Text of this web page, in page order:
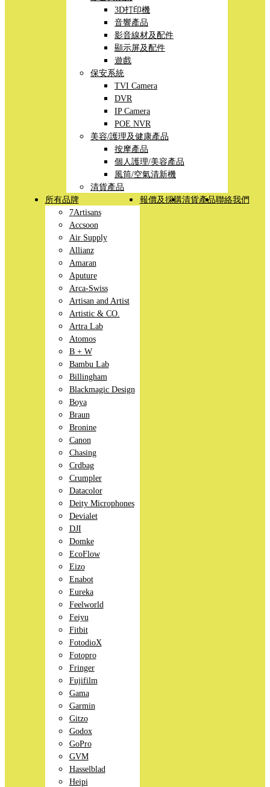
3D打印機
音響產品
影音線材及配件
顯示屏及配件
遊戲
保安系統
TVI Camera
DVR
IP Camera
POE NVR
美容/護理及健康產品
按摩產品
個人護理/美容產品
風筒/空氣清新機
清貨產品
所有品牌
7Artisans
Accsoon
Air Supply
Allianz
Amaran
Aputure
Arca-Swiss
Artisan and Artist
Artistic & CO.
Artra Lab
Atomos
B + W
Bambu Lab
Billingham
Blackmagic Design
Boya
Braun
Bronine
Canon
Chasing
Crdbag
Crumpler
Datacolor
Deity Microphones
Devialet
DJI
Domke
EcoFlow
Eizo
Enabot
Eureka
Feelworld
Feiyu
Fitbit
FotodioX
Fotopro
Fringer
Fujifilm
Gama
Garmin
Gitzo
Godox
GoPro
GVM
Hasselblad
Heipi
報價及採購清貨產品聯絡我們